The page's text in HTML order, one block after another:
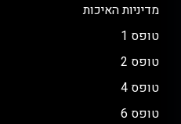
מדיניות האיכות
טופס 1
טופס 2
טופס 4
טופס 6